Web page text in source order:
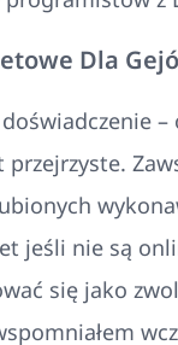
Dla
jeśli nie są
się jako